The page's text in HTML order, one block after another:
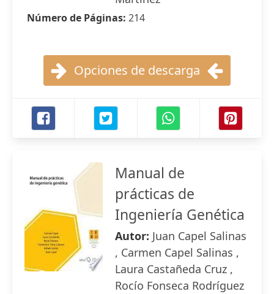
Número de Páginas: 214
Opciones de descarga
Manual de
prácticas de
Ingeniería Genética
Autor: Juan Capel Salinas
, Carmen Capel Salinas ,
Laura Castañeda Cruz ,
Rocío Fonseca Rodríguez